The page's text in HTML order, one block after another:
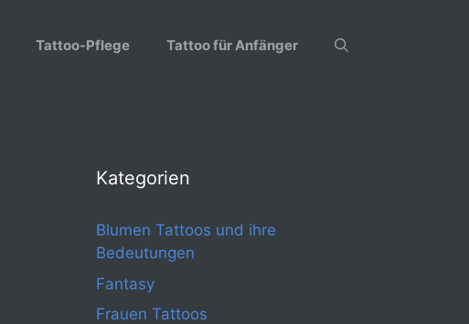
Tattoo-Pflege Tattoo für Anfänger
Kategorien
Blumen Tattoos und ihre
Bedeutungen
Fantasy
Frauen Tattoos